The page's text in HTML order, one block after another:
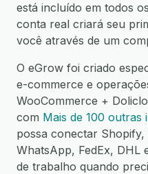
está incluído em todos
conta real criará seu
você através de um
O eGrow foi criado
e-commerce e
WooCommerce +
com Mais de 100 outras
possa conectar Shopify,
WhatsApp, FedEx, DHL
de trabalho quando